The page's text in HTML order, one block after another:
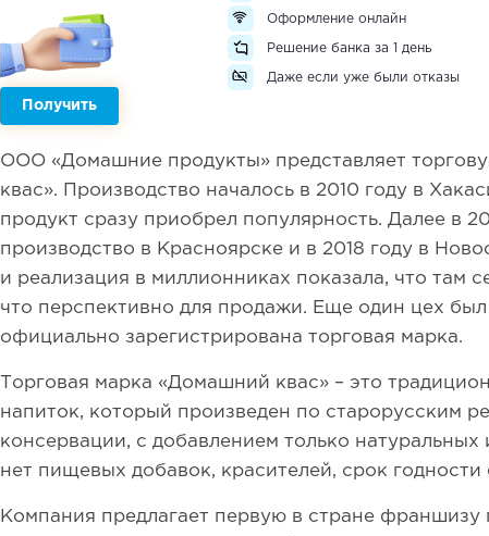
Получить
Оформление онлайн
Решение банка за 1 день
Даже если уже были отказы
ООО «Домашние продукты» представляет
квас». Производство началось в 2010 году в
продукт сразу приобрел популярность. Далее в
производство в Красноярске и в 2018 году в
и реализация в миллионниках показала, что там
что перспективно для продажи. Еще один цех
официально зарегистрирована торговая марка.
Торговая марка «Домашний квас» – это
напиток, который произведен по старорусским
консервации, с добавлением только натуральных
нет пищевых добавок, красителей, срок годности
Компания предлагает первую в стране франшизу